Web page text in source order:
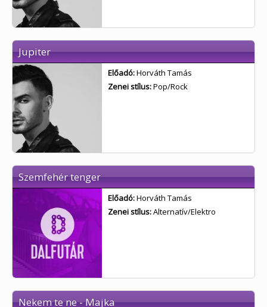
Jupiter
Előadó:Horváth Tamás
Zenei stílus:Pop/Rock
Szemfehér tenger
Előadó:Horváth Tamás
Zenei stílus:Alternatív/Elektro
Nekem te ne - Majka